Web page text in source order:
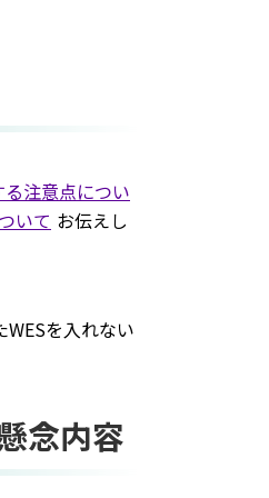
る注意点につい
いて お伝えし
を入れない
念内容
確認と管理
する情報、サイト